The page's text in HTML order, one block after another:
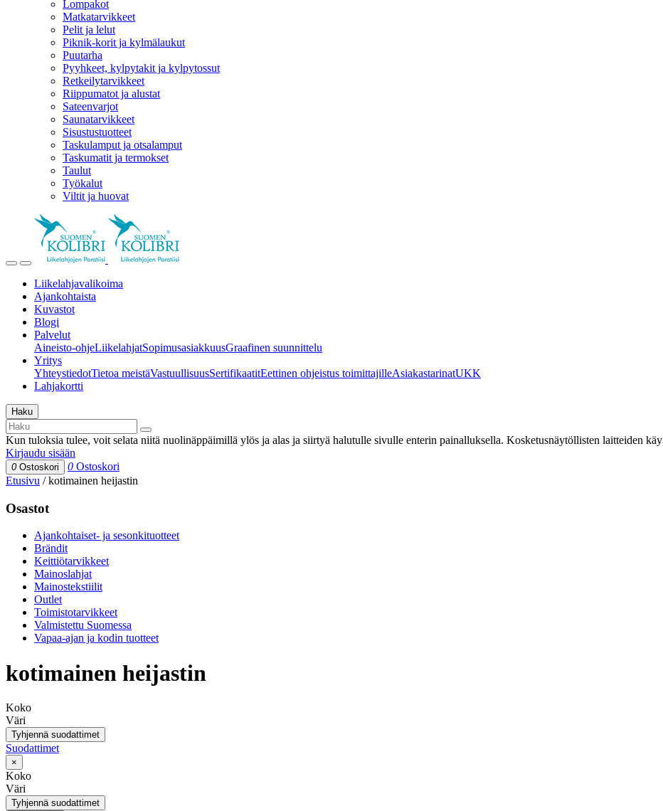
Lompakot
Matkatarvikkeet
Pelit ja lelut
Piknik-korit ja kylmälaukut
Puutarha
Pyyhkeet, kylpytakit ja kylpytossut
Retkeilytarvikkeet
Riippumatot ja alustat
Sateenvarjot
Saunatarvikkeet
Sisustustuotteet
Taskulamput ja otsalamput
Taskumatit ja termokset
Taulut
Työkalut
Viltit ja huovat
Liikelahjavalikoima
Ajankohtaista
Kuvastot
Blogi
Palvelut
Aineisto-ohjeLiikelahjatSopimusasiakkuusGraafinen suunnittelu
Yritys
YhteystiedotTietoa meistäVastuullisuusSertifikaatitEettinen ohjeistus toimittajilleAsiakastarinatUKK
Lahjakortti
Haku
Kun tuloksia tulee, voit selata niitä nuolinäppäimillä ylös ja alas ja siirtyä halutulle sivulle enterin painalluksella. Kosketusnäytöllisten laitteiden
Kirjaudu sisään
0 Ostoskori 0 Ostoskori
Etusivu /kotimainen heijastin
Osastot
Ajankohtaiset- ja sesonkituotteet
Brändit
Keittiötarvikkeet
Mainoslahjat
Mainostekstiilit
Outlet
Toimistotarvikkeet
Valmistettu Suomessa
Vapaa-ajan ja kodin tuotteet
kotimainen heijastin
Koko
Väri
Tyhjennä suodattimet
Suodattimet
×
Koko
Väri
Tyhjennä suodattimet